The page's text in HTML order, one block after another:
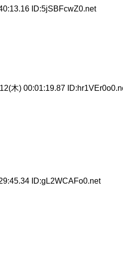
ID:5jSBFcwZ0.net
木) 00:01:19.87
ID:gL2WCAFo0.net